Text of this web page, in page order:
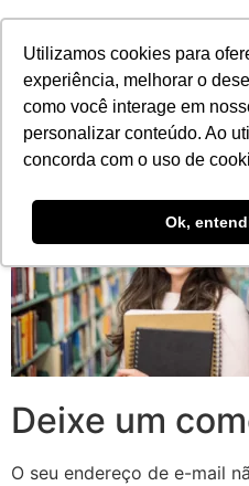
Utilizamos cookies para
experiência, melhorar o
como você interage em
personalizar conteúdo. Ao
concorda com o uso de
Ok,
Deixe um
O seu endereço de e-mail